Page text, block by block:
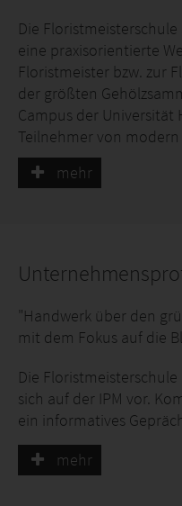
Die
eine praxisorientierte
Floristmeister bzw. zur
der größten
Campus der
Teilnehmer von
EDV-Räumen und
Ausbildung legt
zum zweifach
Floristmeister/in und
Informationen zu
finden Sie bei uns am
mehr
"Handwerk über den
mit dem Fokus auf die
Die
sich auf der IPM vor.
ein informatives
für neue Inspirationen
mehr